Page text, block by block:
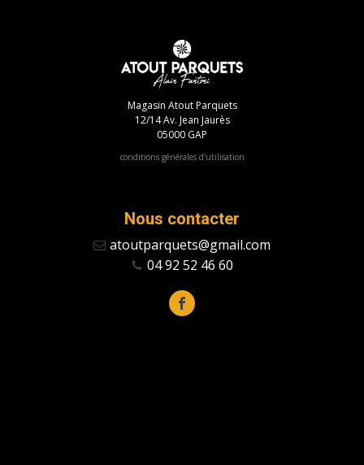
Magasin Atout Parquets
12/14 Av. Jean Jaurès
05000 GAP
conditions générales d'utilisation
Nous contacter
atoutparquets@gmail.com
04 92 52 46 60